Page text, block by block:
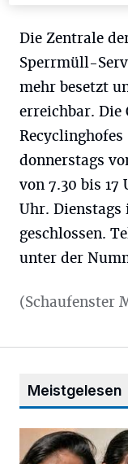
Die Zentrale
Sperrmüll-
mehr besetzt
erreichbar. Die
donnerstags
von 7.30 bis 17
Uhr.
geschlossen.
unter der
(Schaufenster
Meistgelesen
Nach Betrug: